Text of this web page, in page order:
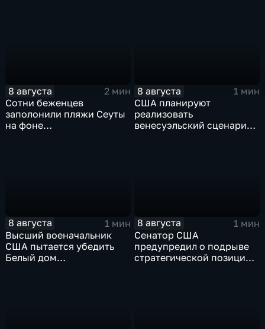
8 августа
2 мин
Сотни беженцев
заполонили пляжи Сеуты
на фоне
8 августа
1 мин
США планируют
реализовать
венесуэльский сценарий
8 августа
1 мин
Высший военачальник
США пытается убедить
Белый дом
8 августа
1 мин
Сенатор США
предупредил о подрыве
стратегической позиции